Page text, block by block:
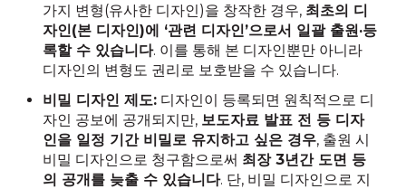
가지 변형(유사한 디자인)을 창작한 경우, 최초의 디
자인(본 디자인)에 ‘관련 디자인’으로서 일괄 출원·등
록할 수 있습니다. 이를 통해 본 디자인뿐만 아니라
디자인의 변형도 권리로 보호받을 수 있습니다.
비밀 디자인 제도: 디자인이 등록되면 원칙적으로 디
자인 공보에 공개되지만, 보도자료 발표 전 등 디자
인을 일정 기간 비밀로 유지하고 싶은 경우, 출원 시
비밀 디자인으로 청구함으로써 최장 3년간 도면 등
의 공개를 늦출 수 있습니다. 단, 비밀 디자인으로 지